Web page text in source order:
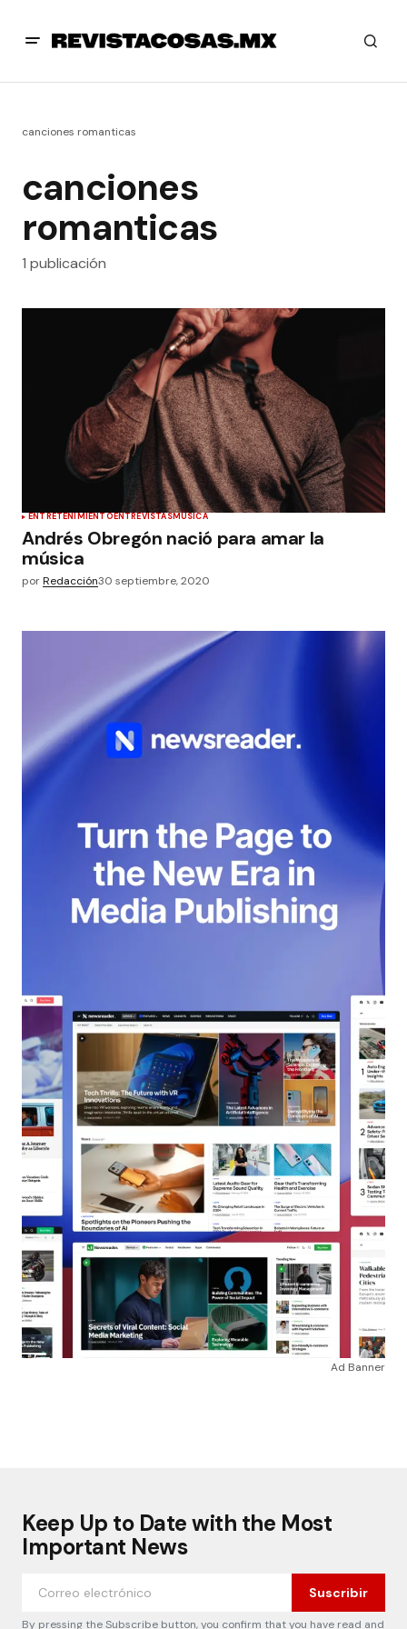
canciones romanticas
canciones
romanticas
1 publicación
ENTRETENIMIENTOENTREVISTASMÚSICA
Andrés Obregón nació para amar la
música
porRedacción30 septiembre, 2020
Ad Banner
Keep Up to Date with the Most
Important News
Suscribir
By pressing the Subscribe button, you confirm that you have read and